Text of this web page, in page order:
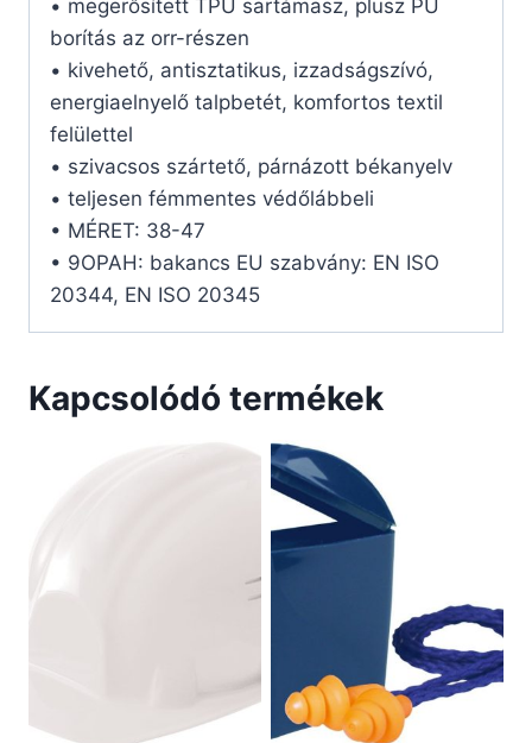
• megerősített TPU sartámasz, plusz PU
borítás az orr-részen
• kivehető, antisztatikus, izzadságszívó,
energiaelnyelő talpbetét, komfortos textil
felülettel
• szivacsos szártető, párnázott békanyelv
• teljesen fémmentes védőlábbeli
• MÉRET: 38-47
• 9OPAH: bakancs EU szabvány: EN ISO
20344, EN ISO 20345
Kapcsolódó termékek